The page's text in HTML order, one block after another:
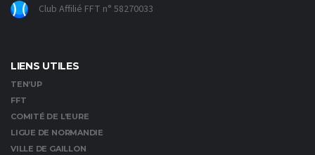
Club Affilié FFT n° 58270033
LIENS UTILES
TEN’UP
FFT
COMITÉ DE L’EURE
LIGUE DE NORMANDIE
VILLE DE GAILLON